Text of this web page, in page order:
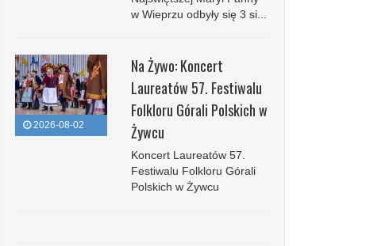
w Wieprzu odbyły się 3 si...
2026-08-02
Na Żywo: Koncert
Laureatów 57. Festiwalu
Folkloru Górali Polskich w
Żywcu
Koncert Laureatów 57.
Festiwalu Folkloru Górali
Polskich w Żywcu